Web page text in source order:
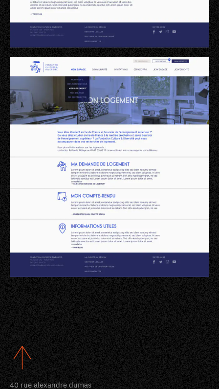
40 rue alexandre dumas